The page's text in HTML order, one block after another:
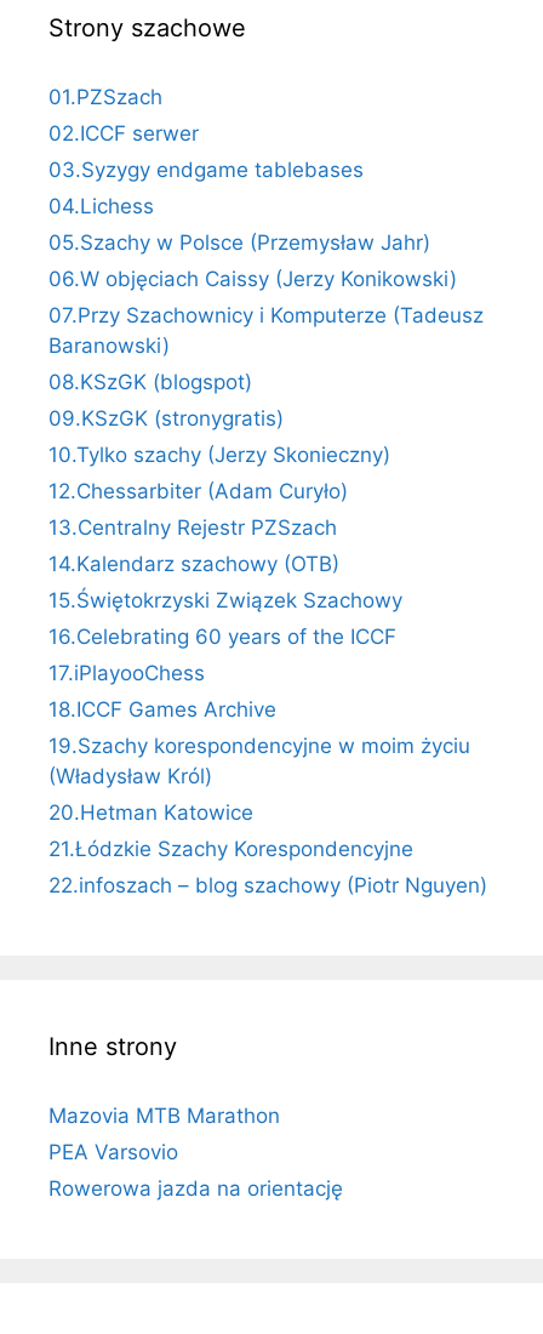
Strony szachowe
01.PZSzach
02.ICCF serwer
03.Syzygy endgame tablebases
04.Lichess
05.Szachy w Polsce (Przemysław Jahr)
06.W objęciach Caissy (Jerzy Konikowski)
07.Przy Szachownicy i Komputerze (Tadeusz
Baranowski)
08.KSzGK (blogspot)
09.KSzGK (stronygratis)
10.Tylko szachy (Jerzy Skonieczny)
12.Chessarbiter (Adam Curyło)
13.Centralny Rejestr PZSzach
14.Kalendarz szachowy (OTB)
15.Świętokrzyski Związek Szachowy
16.Celebrating 60 years of the ICCF
17.iPlayooChess
18.ICCF Games Archive
19.Szachy korespondencyjne w moim życiu
(Władysław Król)
20.Hetman Katowice
21.Łódzkie Szachy Korespondencyjne
22.infoszach – blog szachowy (Piotr Nguyen)
Inne strony
Mazovia MTB Marathon
PEA Varsovio
Rowerowa jazda na orientację